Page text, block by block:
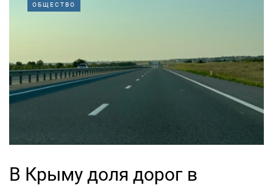
ОБЩЕСТВО
В Крыму доля дорог в